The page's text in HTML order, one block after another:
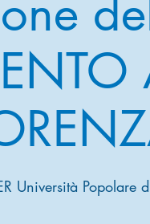
Università Popolare